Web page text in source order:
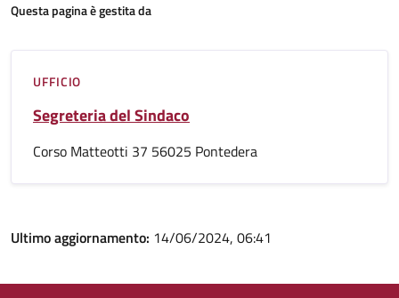
Questa pagina è gestita da
UFFICIO
Segreteria del Sindaco
Corso Matteotti 37 56025 Pontedera
Ultimo aggiornamento: 14/06/2024, 06:41